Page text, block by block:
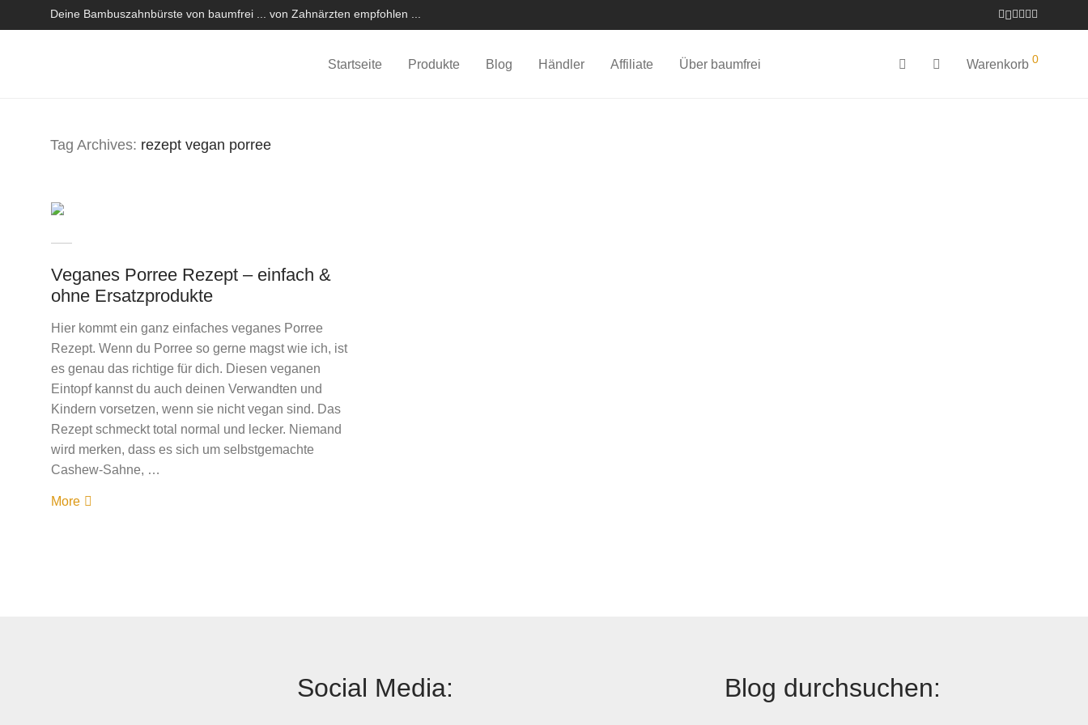
Deine Bambuszahnbürste von baumfrei ... von Zahnärzten empfohlen ...
Startseite Produkte Blog Händler Affiliate Über baumfrei Warenkorb 0
Tag Archives: rezept vegan porree
Veganes Porree Rezept – einfach &
ohne Ersatzprodukte
Hier kommt ein ganz einfaches veganes Porree
Rezept. Wenn du Porree so gerne magst wie ich, ist
es genau das richtige für dich. Diesen veganen
Eintopf kannst du auch deinen Verwandten und
Kindern vorsetzen, wenn sie nicht vegan sind. Das
Rezept schmeckt total normal und lecker. Niemand
wird merken, dass es sich um selbstgemachte
Cashew-Sahne, …
More
Social Media: Blog durchsuchen: